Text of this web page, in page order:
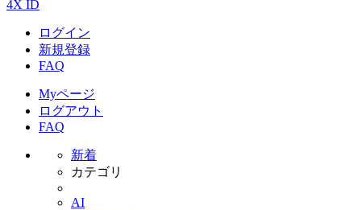
4X ID
ログイン
新規登録
FAQ
Myページ
ログアウト
FAQ
新着
カテゴリ
AI